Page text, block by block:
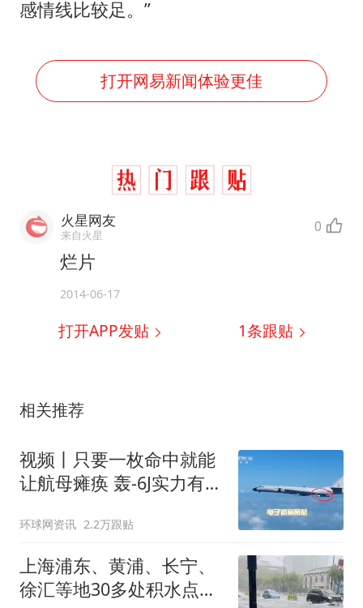
感情线比较足。”
打开网易新闻体验更佳
火星网友
来自火星 0
烂片
2014-06-17
打开APP发贴 1条跟贴
相关推荐
视频丨只要一枚命中就能
让航母瘫痪 轰-6J实力有多
环球网资讯 2.2万跟贴
上海浦东、黄浦、长宁、
徐汇等地30多处积水点正